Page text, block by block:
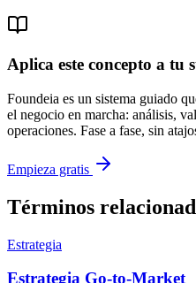
Aplica este concepto a tu
Foundeia es un sistema guiado
el negocio en marcha: análisis,
operaciones. Fase a fase, sin
Empieza gratis
Términos
Estrategia
Estrategia Go-to-Market